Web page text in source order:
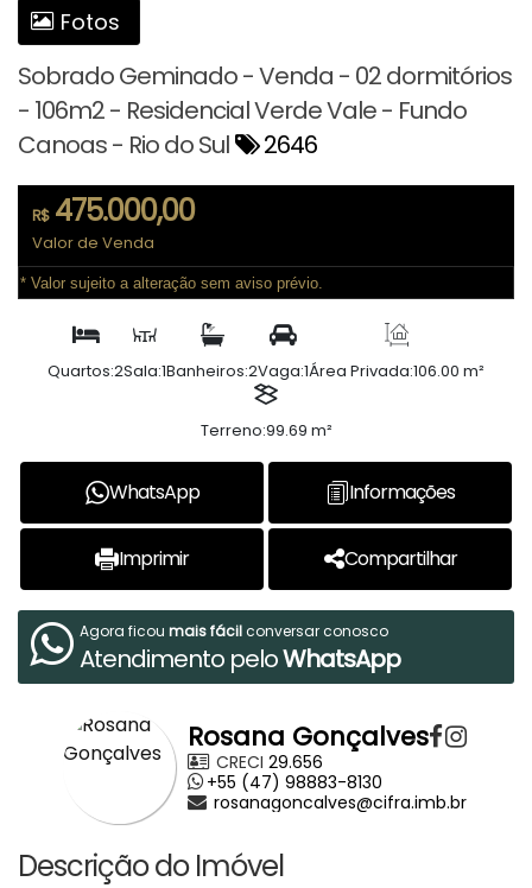
Fotos
Sobrado Geminado - Venda - 02 dormitórios
- 106m2 - Residencial Verde Vale - Fundo
Canoas - Rio do Sul
2646
R$475.000,00
Valor de Venda
* Valor sujeito a alteração sem aviso prévio.
Quartos:2Sala:1Banheiros:2Vaga:1Área Privada:106.00 m²
Terreno:99.69 m²
WhatsApp Informações
Imprimir Compartilhar
Agora ficou mais fácilconversar conosco
Atendimento peloWhatsApp
Rosana Gonçalves
CRECI 29.656
+55 (47) 98883-8130
rosanagoncalves@cifra.imb.br
Descrição do Imóvel